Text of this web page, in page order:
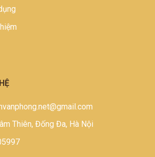
Thiên, Đống Đa, Hà Nội